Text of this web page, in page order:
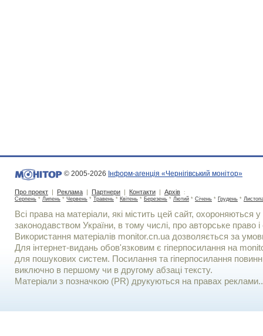
© 2005-2026 Інформ-агенція «Чернігівський монітор»
Про проект | Реклама | Партнери | Контакти | Архів :
Серпень * Липень * Червень * Травень * Квітень * Березень * Лютий * Січень * Грудень *
Всі права на матеріали, які містить цей сайт, охороняються у
законодавством України, в тому числі, про авторське право і
Використання матерiалiв monitor.cn.ua дозволяється за
Для iнтернет-видань обов'язковим є гiперпосилання на
для пошукових систем. Посилання та гіперпосилання
виключно в першому чи в другому абзаці тексту.
Матеріали з позначкою (PR) друкуються на правах реклами..